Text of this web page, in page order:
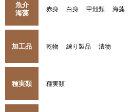
魚介
海藻
赤身 白身 甲殻類 海藻
加工品 乾物 練り製品 漬物
種実類 種実類